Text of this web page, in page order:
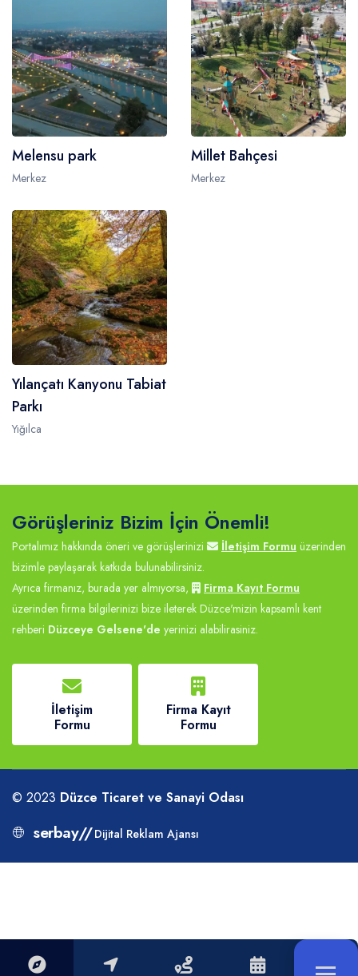
Melensu park
Merkez
Millet Bahçesi
Merkez
Yılançatı Kanyonu Tabiat
Parkı
Yığılca
Görüşleriniz Bizim İçin Önemli!
Portalımız hakkında öneri ve görüşlerinizi İletişim Formu üzerinden
bizimle paylaşarak katkıda bulunabilirsiniz.
Ayrıca firmanız, burada yer almıyorsa,
Firma Kayıt Formu
üzerinden firma bilgilerinizi bize ileterek Düzce'mizin kapsamlı kent
rehberi Düzceye Gelsene'de yerinizi alabilirasiniz.
İletişim
Formu
Firma Kayıt
Formu
© 2023 Düzce Ticaret ve Sanayi Odası
serbay// Dijital Reklam Ajansı